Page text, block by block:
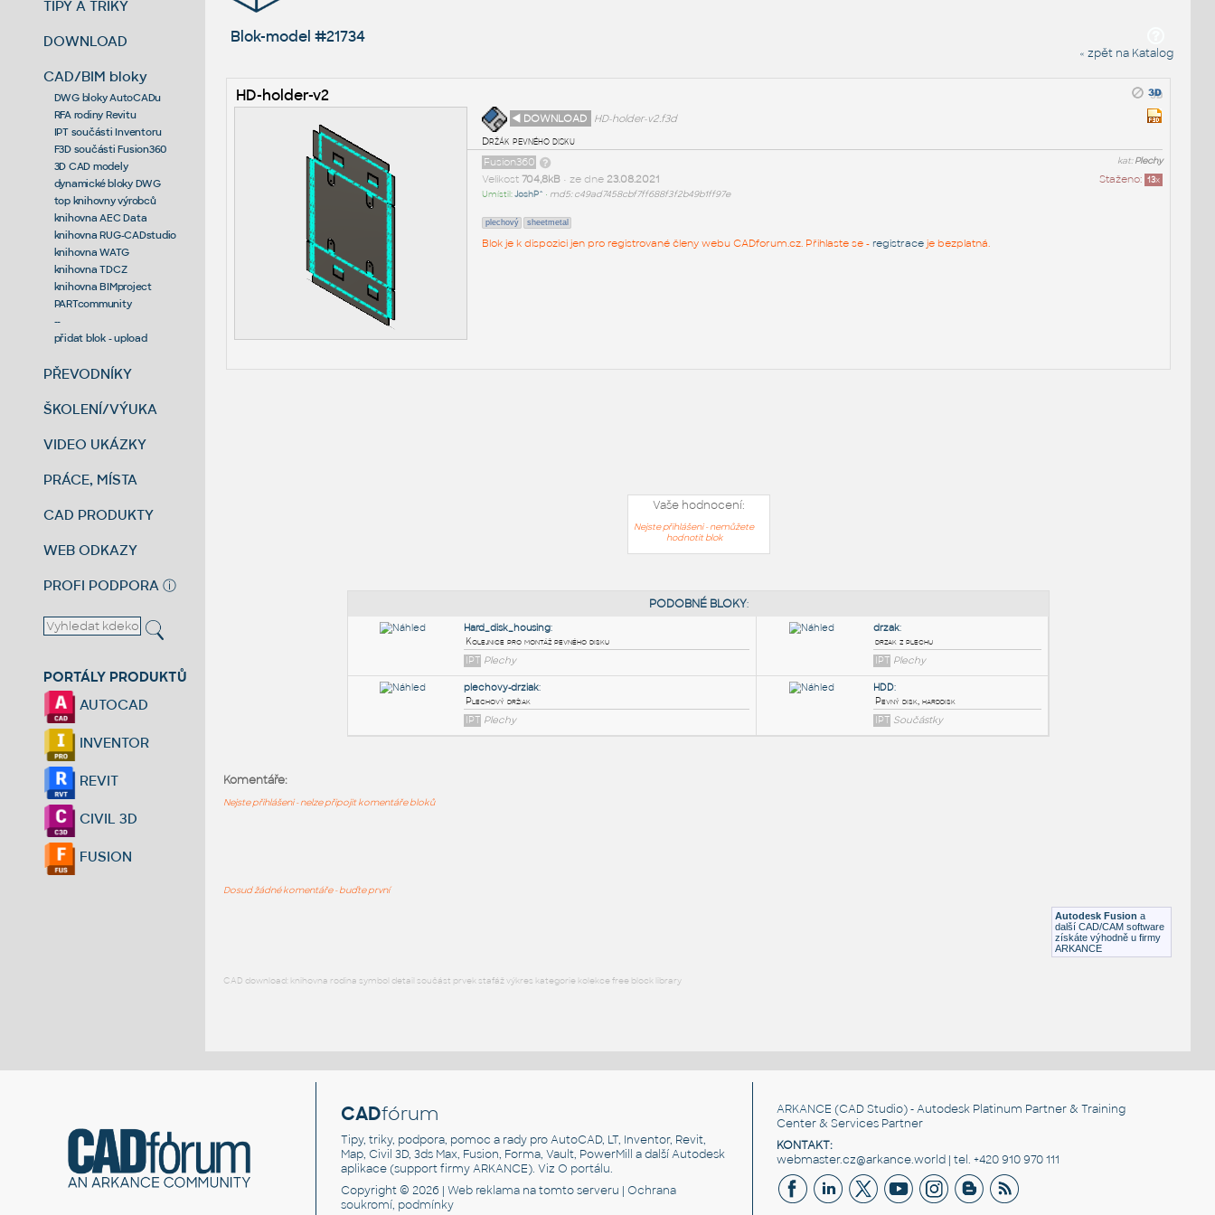
TIPY A TRIKY
DOWNLOAD
CAD/BIM bloky
DWG bloky AutoCADu
RFA rodiny Revitu
IPT součásti Inventoru
F3D součásti Fusion360
3D CAD modely
dynamické bloky DWG
top knihovny výrobců
knihovna AEC Data
knihovna RUG-CADstudio
knihovna WATG
knihovna TDCZ
knihovna BIMproject
PARTcommunity
--
přidat blok - upload
PŘEVODNÍKY
ŠKOLENÍ/VÝUKA
VIDEO UKÁZKY
PRÁCE, MÍSTA
CAD PRODUKTY
WEB ODKAZY
PROFI PODPORA ⓘ
PORTÁLY PRODUKTŮ
AUTOCAD
INVENTOR
REVIT
CIVIL 3D
FUSION
Blok-model #21734
« zpět na Katalog
HD-holder-v2
◄ DOWNLOAD
HD-holder-v2.f3d
Držák pevného disku
kat:Plechy
Fusion360
Staženo: 13x
Velikost 704,8kB• ze dne 23.08.2021
Umístil:JoshP^ • md5: c49ad7458cbf7ff688f3f2b49b1ff97e
plechový sheetmetal
Blok je k dispozici jen pro registrované členy webu CADforum.cz. Přihlaste se - registraceje bezplatná.
Vaše hodnocení:
Nejste přihlášeni - nemůžete
hodnotit blok
Součástky
Autodesk Fusion a
další CAD/CAM software
získáte výhodně u firmy
ARKANCE
Komentáře:
Nejste přihlášeni - nelze připojit komentáře bloků
Dosud žádné komentáře - buďte první
CAD download: knihovna rodina symbol detail součást prvek stafáž výkres kategorie kolekce free block library
CADfórum
Tipy, triky, podpora, pomoc a rady pro AutoCAD, LT, Inventor, Revit,
Map, Civil 3D, 3ds Max, Fusion, Forma, Vault, PowerMill a další Autodesk
aplikace (support firmy ARKANCE). VizO portálu.
Copyright © 2026 |Web reklama na tomto serveru |Ochrana
soukromí, podmínky
ARKANCE (CAD Studio) - Autodesk Platinum Partner & Training
Center & Services Partner
KONTAKT:
webmaster.cz@arkance.world | tel. +420 910 970 111